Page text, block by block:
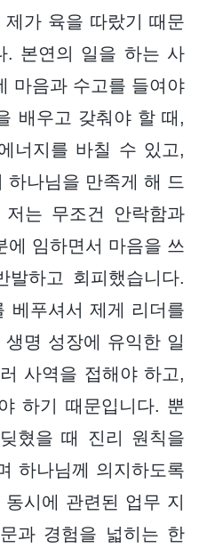
가 육을 따랐기 때문
. 본연의 일을 하는 사
마음과 수고를 들여야
배우고 갖춰야 할 때,
너지를 바칠 수 있고,
하나님을 만족게 해 드
는 무조건 안락함과
에 임하면서 마음을 쓰
하고 회피했습니다.
베푸셔서 제게 리더를
명 성장에 유익한 일
사역을 접해야 하고,
하기 때문입니다. 뿐
혔을 때 진리 원칙을
하나님께 의지하도록
시에 관련된 업무 지
과 경험을 넓히는 한